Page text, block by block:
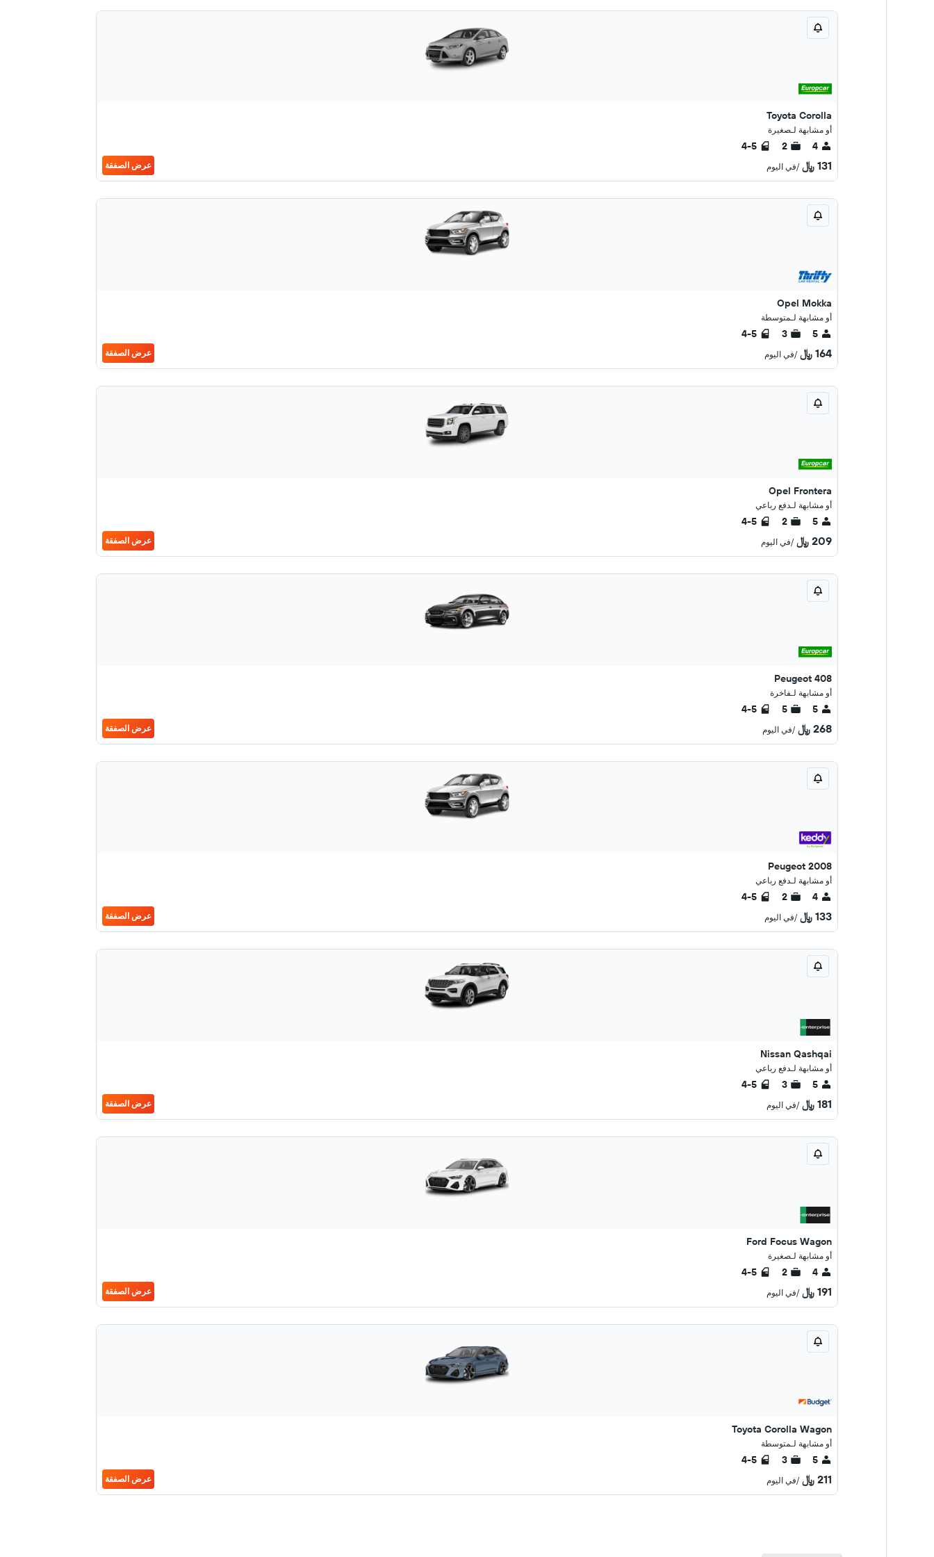
Toyota Corolla
أو مشابهة لـصغيرة
4
2
4-5
131 ﷼ /في اليوم عرض الصفقة
Opel Mokka
أو مشابهة لـمتوسطة
5
3
4-5
164 ﷼ /في اليوم عرض الصفقة
Opel Frontera
أو مشابهة لـدفع رباعي
5
2
4-5
209 ﷼ /في اليوم عرض الصفقة
Peugeot 408
أو مشابهة لـفاخرة
5
5
4-5
268 ﷼ /في اليوم عرض الصفقة
Peugeot 2008
أو مشابهة لـدفع رباعي
4
2
4-5
133 ﷼ /في اليوم عرض الصفقة
Nissan Qashqai
أو مشابهة لـدفع رباعي
5
3
4-5
181 ﷼ /في اليوم عرض الصفقة
Ford Focus Wagon
أو مشابهة لـصغيرة
4
2
4-5
191 ﷼ /في اليوم عرض الصفقة
Toyota Corolla Wagon
أو مشابهة لـمتوسطة
5
3
4-5
211 ﷼ /في اليوم عرض الصفقة